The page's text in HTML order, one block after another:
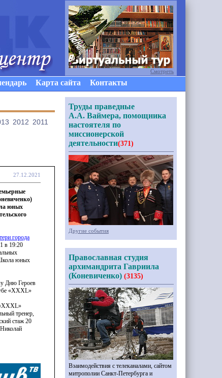
Карта сайта Контакты
2012 2011
27.12.2021
юных
города
в 19:20
юных
Дню Героев
«ХХХL»
»
тренер,
стаж 20
Смотреть
Труды праведные
А.А. Ваймера, помощника
настоятеля по
миссионерской
деятельности(371)
Другие события
Православная студия
архимандрита Гавриила
(Коневиченко) (3135)
Взаимодействия с телеканалами, сайтом
митрополии Санкт-Петербурга и